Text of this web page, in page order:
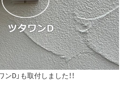
D」も取付しました！！